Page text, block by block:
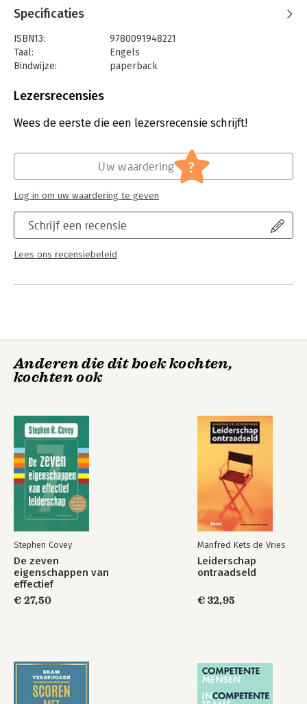
Specificaties
ISBN13:
9780091948221
Taal:
Engels
Bindwijze:
paperback
Uitgever:
Lezersrecensies
Wees de eerste die een lezersrecensie schrijft!
Schrijf een recensie
Lees ons recensiebeleid
Uw waardering ?
Log in om uw waardering te geven
Anderen die dit boek kochten,
kochten ook
Stephen Covey
De zeven
eigenschappen van
effectief
leiderschap
€ 27,50
Manfred Kets de Vries
Leiderschap
ontraadseld
€ 32,95